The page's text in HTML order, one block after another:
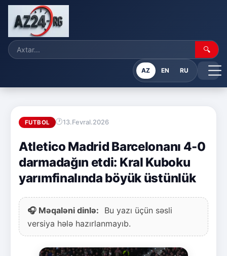
🔍
AZ EN RU
FUTBOL 13.Fevral.2026
Atletico Madrid Barcelonanı 4-0
darmadağın etdi: Kral Kuboku
yarımfinalında böyük üstünlük
🎧 Məqaləni dinlə:
Bu yazı üçün səsli
versiya hələ hazırlanmayıb.